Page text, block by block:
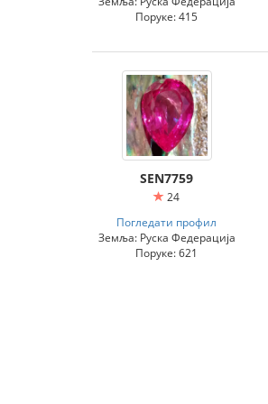
Поруке: 415
SEN7759
24
Погледати профил
Земља: Руска Федерација
Поруке: 621